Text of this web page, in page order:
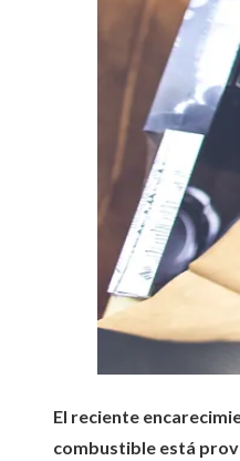
El reciente
combustible está